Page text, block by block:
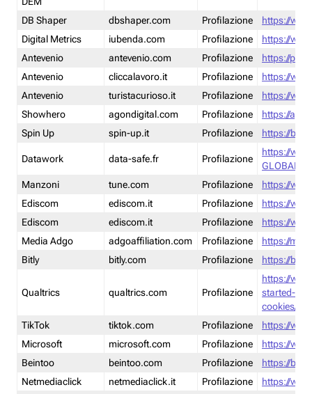
DB Shaper
dbshaper.com Profilazione
https://
Digital Metrics
iubenda.com Profilazione
https://
Antevenio
antevenio.com Profilazione
https://
Antevenio
cliccalavoro.it Profilazione
https://
Antevenio
turistacurioso.it Profilazione
https://
Showhero
agondigital.com Profilazione
https://
Spin Up
spin-up.it Profilazione https://
Datawork data-safe.fr Profilazione
https://
GLOBAL-
Manzoni
tune.com Profilazione
https://
Ediscom
ediscom.it Profilazione
https://
Ediscom
ediscom.it Profilazione
https://
Media Adgo
adgoaffiliation.com Profilazione
https://
Bitly
bitly.com Profilazione https://
Qualtrics qualtrics.com Profilazione
https://
started-
cookies/
TikTok
tiktok.com Profilazione
https://
Microsoft
microsoft.com Profilazione
https://
Beintoo
beintoo.com Profilazione
https://
Netmediaclick
netmediaclick.it Profilazione https://